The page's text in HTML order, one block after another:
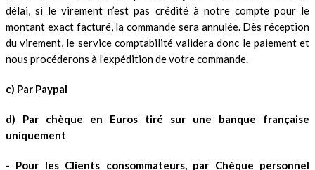
délai, si le virement n’est pas crédité à notre compte pour le
montant exact facturé, la commande sera annulée. Dès réception
du virement, le service comptabilité validera donc le paiement et
nous procéderons à l’expédition de votre commande.
c) Par Paypal
d) Par chèque en Euros tiré sur une banque française
uniquement
- Pour les Clients consommateurs, par Chèque personnel